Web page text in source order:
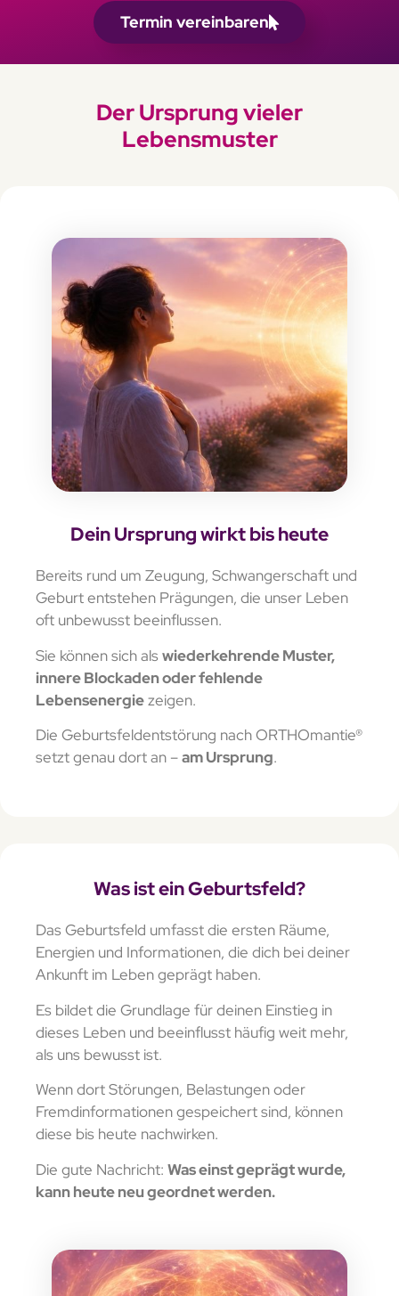
Termin vereinbaren
Der Ursprung vieler
Lebensmuster
Dein Ursprung wirkt bis heute
Bereits rund um Zeugung, Schwangerschaft und
Geburt entstehen Prägungen, die unser Leben
oft unbewusst beeinflussen.
Sie können sich alswiederkehrende Muster,
innere Blockaden oder fehlende
Lebensenergiezeigen.
Die Geburtsfeldentstörung nach ORTHOmantie®
setzt genau dort an –am Ursprung.
Was ist ein Geburtsfeld?
Das Geburtsfeld umfasst die ersten Räume,
Energien und Informationen, die dich bei deiner
Ankunft im Leben geprägt haben.
Es bildet die Grundlage für deinen Einstieg in
dieses Leben und beeinflusst häufig weit mehr,
als uns bewusst ist.
Wenn dort Störungen, Belastungen oder
Fremdinformationen gespeichert sind, können
diese bis heute nachwirken.
Die gute Nachricht: Was einst geprägt wurde,
kann heute neu geordnet werden.